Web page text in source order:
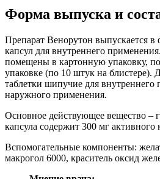
Форма выпуска и
Препарат Венорутон выпускается
капсул для внутреннего
помещены в картонную упаковку,
упаковке (по 10 штук на
таблетки шипучие для внутреннего
наружного применения.
Основное действующее вещество –
капсула содержит 300 мг активного
Вспомогательные компоненты:
макрогол 6000, краситель оксид